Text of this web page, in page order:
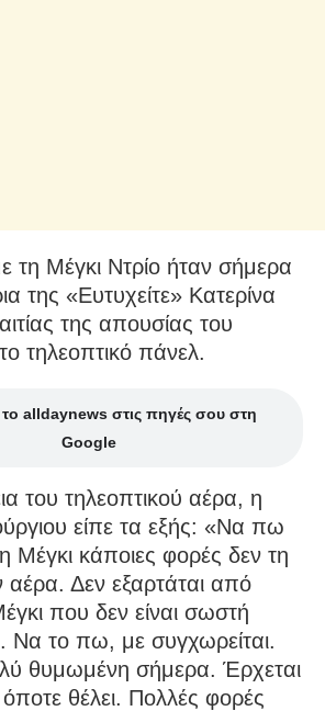
Μέγκι Ντρίο ήταν σήμερα
της «Ευτυχείτε» Κατερίνα
της απουσίας του
τηλεοπτικό πάνελ.
alldaynews στις πηγές σου στη
Google
του τηλεοπτικού αέρα, η
είπε τα εξής: «Να πω
Μέγκι κάποιες φορές δεν τη
Δεν εξαρτάται από
που δεν είναι σωστή
Να το πω, με συγχωρείται.
θυμωμένη σήμερα. Έρχεται
θέλει. Πολλές φορές